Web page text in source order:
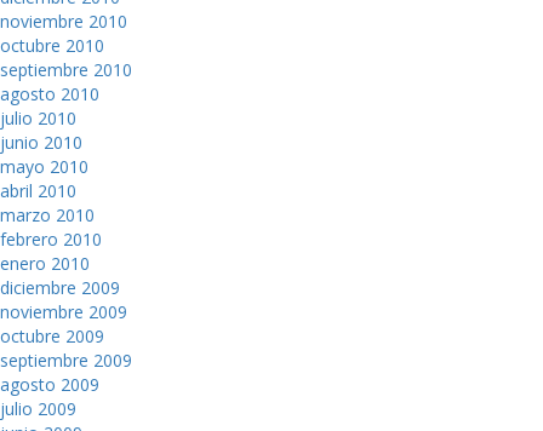
noviembre 2010
octubre 2010
septiembre 2010
agosto 2010
julio 2010
junio 2010
mayo 2010
abril 2010
marzo 2010
febrero 2010
enero 2010
diciembre 2009
noviembre 2009
octubre 2009
septiembre 2009
agosto 2009
julio 2009